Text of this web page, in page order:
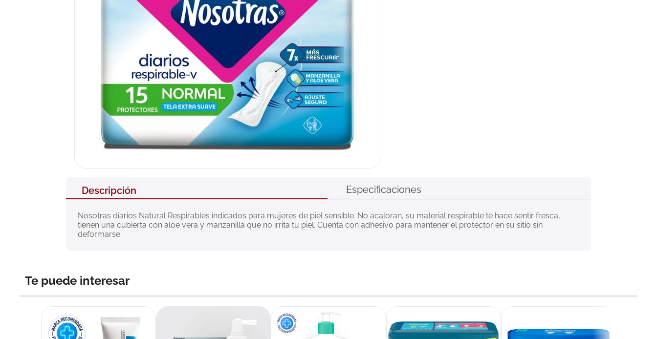
Descripción Especificaciones
Nosotras diarios Natural Respirables indicados para mujeres de piel sensible. No acaloran, su material respirable te hace sentir fresca,
tienen una cubierta con aloe vera y manzanilla que no irrita tu piel. Cuenta con adhesivo para mantener el protector en su sitio sin
deformarse.
Te puede interesar
10 neumoflux